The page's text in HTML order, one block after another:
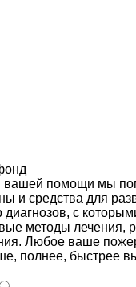
вашей помощи мы
и средства для
диагнозов, с
методы лечения,
Любое ваше
полнее, быстрее